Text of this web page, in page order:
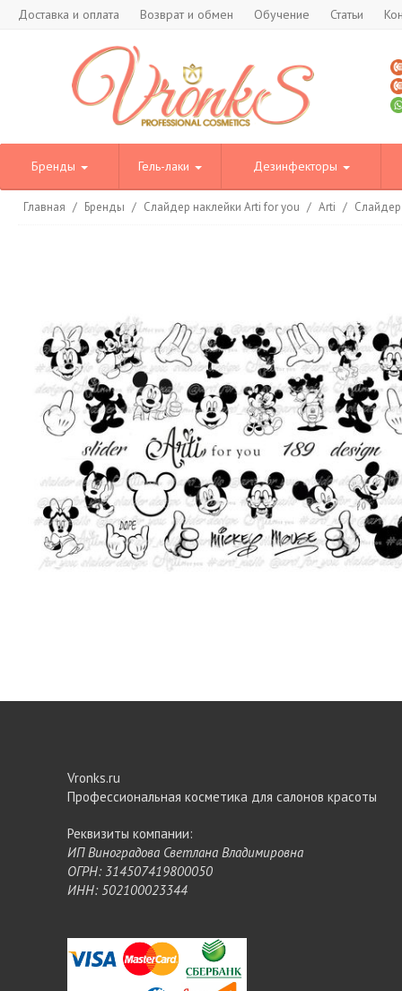
Доставка и оплата Возврат и обмен Обучение Статьи
Бренды Гель-лаки Дезинфекторы
Главная / Бренды / Слайдер наклейки Arti for you / Arti /
Vronks.ru
Профессиональная косметика для салонов красоты
Реквизиты компании:
ИП Виноградова Светлана Владимировна
ОГРН: 314507419800050
ИНН: 502100023344